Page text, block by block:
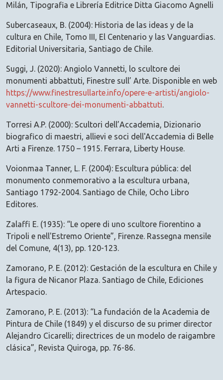
Milán, Tipografia e Librería Editrice Ditta Giacomo Agnelli
Subercaseaux, B. (2004): Historia de las ideas y de la
cultura en Chile, Tomo III, El Centenario y las Vanguardias.
Editorial Universitaria, Santiago de Chile.
Suggi, J. (2020): Angiolo Vannetti, lo scultore dei
monumenti abbattuti, Finestre sull’ Arte. Disponible en web
https://www.finestresullarte.info/opere-e-artisti/angiolo-
vannetti-scultore-dei-monumenti-abbattuti.
Torresi A.P. (2000): Scultori dell’Accademia, Dizionario
biografico di maestri, allievi e soci dell'Accademia di Belle
Arti a Firenze. 1750 – 1915. Ferrara, Liberty House.
Voionmaa Tanner, L. F. (2004): Escultura pública: del
monumento conmemorativo a la escultura urbana,
Santiago 1792-2004. Santiago de Chile, Ocho Libro
Editores.
Zalaffi E. (1935): “Le opere di uno scultore fiorentino a
Tripoli e nell'Estremo Oriente”, Firenze. Rassegna mensile
del Comune, 4(13), pp. 120-123.
Zamorano, P. E. (2012): Gestación de la escultura en Chile y
la figura de Nicanor Plaza. Santiago de Chile, Ediciones
Artespacio.
Zamorano, P. E. (2013): “La fundación de la Academia de
Pintura de Chile (1849) y el discurso de su primer director
Alejandro Cicarelli; directrices de un modelo de raigambre
clásica”, Revista Quiroga, pp. 76-86.